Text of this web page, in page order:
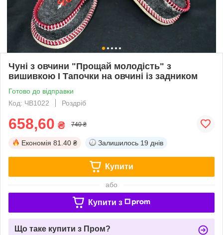
Чуні з овчини "Прощай молодість" з
вишивкою I Тапочки на овчині із задником
Готово до відправки
Код: ЧВ1022
Роздріб
658,60 ₴ 740 ₴
Економія 81.40 ₴ Залишилось 19 днів
Купити
або
Купити з
Що таке купити з Пром?